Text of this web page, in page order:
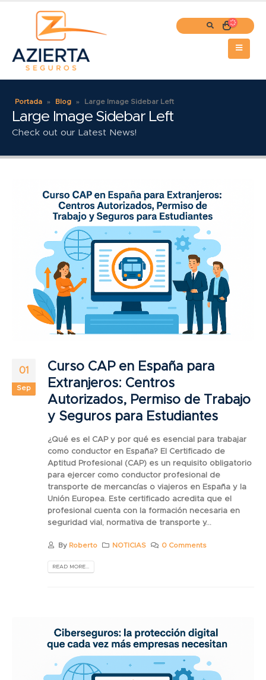
Portada » Blog » Large Image Sidebar Left
Large Image Sidebar Left
Check out our Latest News!
01
Sep
Curso CAP en España para
Extranjeros: Centros
Autorizados, Permiso de Trabajo
y Seguros para Estudiantes
¿Qué es el CAP y por qué es esencial para trabajar
como conductor en España? El Certificado de
Aptitud Profesional (CAP) es un requisito obligatorio
para ejercer como conductor profesional de
transporte de mercancías o viajeros en España y la
Unión Europea. Este certificado acredita que el
profesional cuenta con la formación necesaria en
seguridad vial, normativa de transporte y...
By Roberto NOTICIAS 0 Comments
READ MORE...